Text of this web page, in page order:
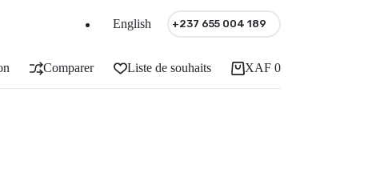
English +237 655 004 189
Comparer Liste de souhaits
Panier
d'achat
XAF0